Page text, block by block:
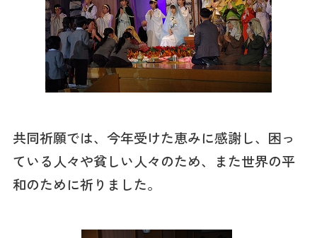
共同祈願では、今年受けた恵みに感謝し、困っ
ている人々や貧しい人々のため、また世界の平
和のために祈りました。